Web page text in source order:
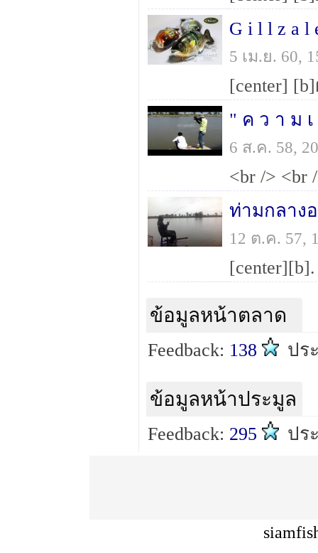
G i l l z a
5 เม.ย. 60,
" ค ว า ม
6 ส.ค. 58,
12 ต.ค. 57,
ข้อมูลหน้าตลาด
Feedback: 138 ปร
ข้อมูลหน้าประมูล
Feedback: 295 ปร